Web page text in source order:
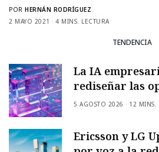
POR HERNÁN RODRÍGUEZ
2 MAYO 2021
4 MINS. LECTURA
TENDENCIA
La IA
rediseñar las
5 AGOSTO 2026 12 MINS.
Ericsson y LG